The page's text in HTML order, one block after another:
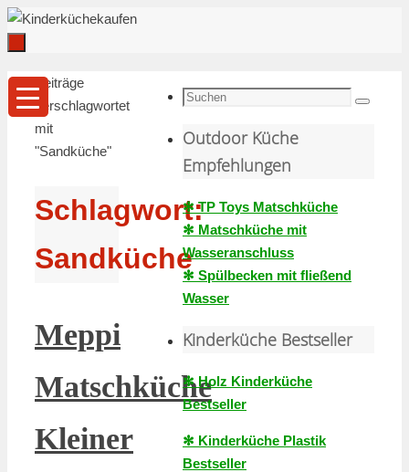
Zum
Inhalt
springen
Start
Beiträge
verschlagwortet
mit
"Sandküche"
Schlagwort:
Sandküche
Meppi
Matschküche
Kleiner
Suche
Suchen
Outdoor Küche
Empfehlungen
✻ TP Toys Matschküche
✻ Matschküche mit
Wasseranschluss
✻ Spülbecken mit fließend
Wasser
Kinderküche Bestseller
✻ Holz Kinderküche
Bestseller
✻ Kinderküche Plastik
Bestseller